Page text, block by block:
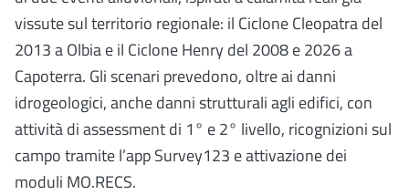
vissute sul territorio regionale: il Ciclone Cleopatra del
2013 a Olbia e il Ciclone Henry del 2008 e 2026 a
Capoterra. Gli scenari prevedono, oltre ai danni
idrogeologici, anche danni strutturali agli edifici, con
attività di assessment di 1° e 2° livello, ricognizioni sul
campo tramite l’app Survey123 e attivazione dei
moduli MO.RECS.